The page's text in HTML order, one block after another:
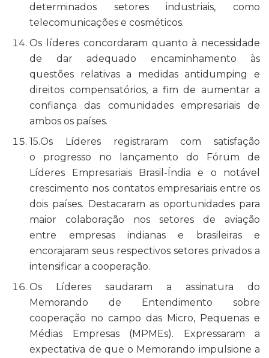
determinados setores industriais, como
telecomunicações e cosméticos.
Os líderes concordaram quanto à necessidade
de dar adequado encaminhamento às
questões relativas a medidas antidumping e
direitos compensatórios, a fim de aumentar a
confiança das comunidades empresariais de
ambos os países.
15.Os Líderes registraram com satisfação
o progresso no lançamento do Fórum de
Líderes Empresariais Brasil-Índia e o notável
crescimento nos contatos empresariais entre os
dois países. Destacaram as oportunidades para
maior colaboração nos setores de aviação
entre empresas indianas e brasileiras e
encorajaram seus respectivos setores privados a
intensificar a cooperação.
Os Líderes saudaram a assinatura do
Memorando de Entendimento sobre
cooperação no campo das Micro, Pequenas e
Médias Empresas (MPMEs). Expressaram a
expectativa de que o Memorando impulsione a